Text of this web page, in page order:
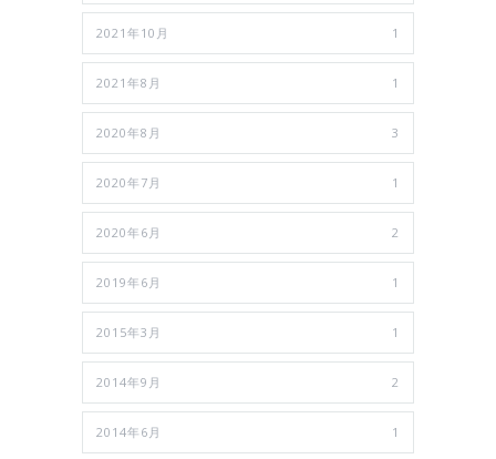
2021年10月 1
2021年8月 1
2020年8月 3
2020年7月 1
2020年6月 2
2019年6月 1
2015年3月 1
2014年9月 2
2014年6月 1